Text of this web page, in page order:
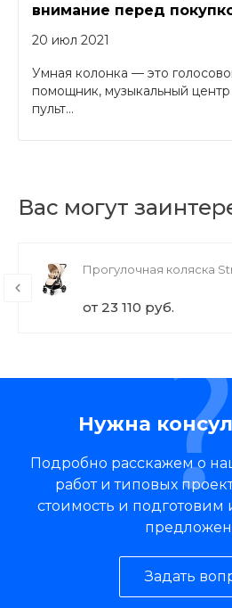
внимание перед
20 июл 2021
Умная колонка — это
помощник, музыкальный центр
пульт...
Вас могут
Прогулочная коляска
от 23 110 руб.
Нужна
Подробно расскажем о
работ и типовых
стоимость и
Задать